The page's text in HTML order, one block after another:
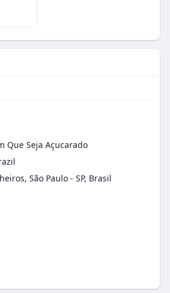
Que Seja Açucarado
São Paulo - SP, Brasil